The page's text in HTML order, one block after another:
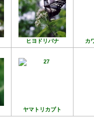
ヒヨドリバナ カ
ヤマトリカブト